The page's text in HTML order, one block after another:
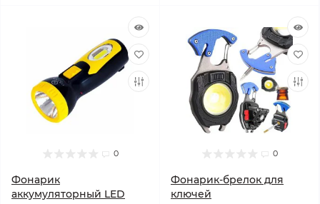
0
Фонарик
аккумуляторный LED
0
Фонарик-брелок для
ключей